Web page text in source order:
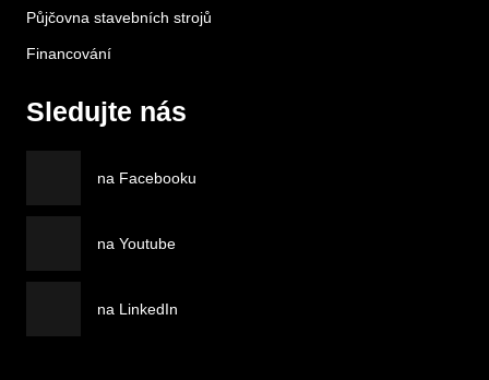
Půjčovna stavebních strojů
Financování
Sledujte nás
na Facebooku
na Youtube
na LinkedIn